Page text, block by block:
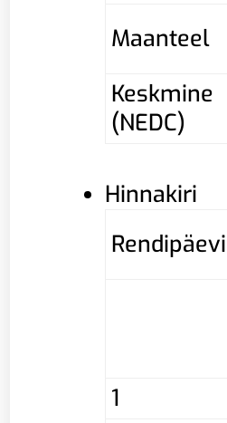
Maanteel
Keskmine
(NEDC)
Hinnakiri
Rendipäevi
1